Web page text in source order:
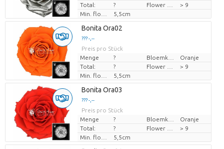
Total:
?
> 9
5,5cm
Bonita Ora02
??? -,--
Preis pro Stück
Menge
?
Oranje
Total:
?
> 9
5,5cm
Bonita Ora03
??? -,--
Preis pro Stück
Menge
?
Oranje
Total:
?
> 9
5,5cm